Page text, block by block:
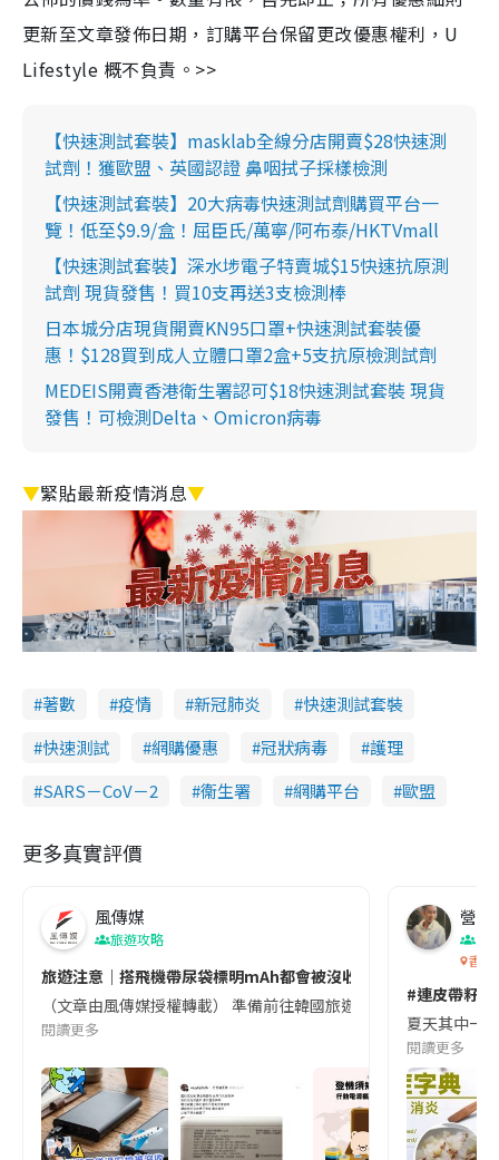
更新至文章發佈日期，訂購平台保留更改優惠權利，U
Lifestyle 概不負責。>>
【快速測試套裝】masklab全線分店開賣$28快速測
試劑！獲歐盟、英國認證 鼻咽拭子採樣檢測
【快速測試套裝】20大病毒快速測試劑購買平台一
覽！低至$9.9/盒！屈臣氏/萬寧/阿布泰/HKTVmall
【快速測試套裝】深水埗電子特賣城$15快速抗原測
試劑 現貨發售！買10支再送3支檢測棒
日本城分店現貨開賣KN95口罩+快速測試套裝優
惠！$128買到成人立體口罩2盒+5支抗原檢測試劑
MEDEIS開賣香港衛生署認可$18快速測試套裝 現貨
發售！可檢測Delta、Omicron病毒
▼緊貼最新疫情消息▼
著數 疫情 新冠肺炎
快速測試套裝
快速測試
網購優惠 冠狀病毒
護理
SARS－CoV－2
衞生署 網購平台 歐盟
更多真實評價
風傳媒
旅遊攻略
旅遊注意｜搭飛機帶尿袋標明mAh都會被沒收😱出發前切記檢查
（文章由風傳媒授權轉載） 準備前往韓國旅遊的民眾，近期要
閱讀更多
營養
香港
#連皮帶籽
夏天其中一
閱讀更多